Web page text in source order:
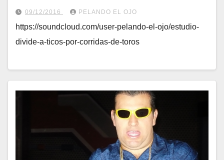
09/12/2016 PELANDO EL OJO
https://soundcloud.com/user-pelando-el-ojo/estudio-
divide-a-ticos-por-corridas-de-toros